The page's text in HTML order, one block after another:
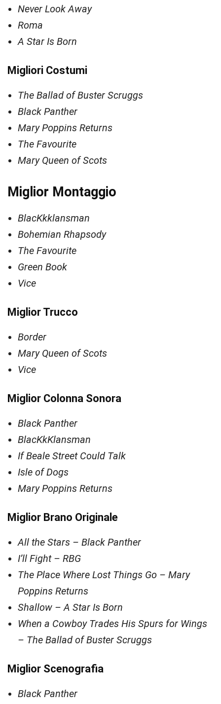
Never Look Away
Roma
A Star Is Born
Migliori Costumi
The Ballad of Buster Scruggs
Black Panther
Mary Poppins Returns
The Favourite
Mary Queen of Scots
Miglior Montaggio
BlacKkklansman
Bohemian Rhapsody
The Favourite
Green Book
Vice
Miglior Trucco
Border
Mary Queen of Scots
Vice
Miglior Colonna Sonora
Black Panther
BlacKkKlansman
If Beale Street Could Talk
Isle of Dogs
Mary Poppins Returns
Miglior Brano Originale
All the Stars – Black Panther
I’ll Fight – RBG
The Place Where Lost Things Go – Mary
Poppins Returns
Shallow – A Star Is Born
When a Cowboy Trades His Spurs for Wings
– The Ballad of Buster Scruggs
Miglior Scenografia
Black Panther